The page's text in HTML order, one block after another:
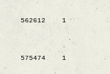
562612
1
575474
1